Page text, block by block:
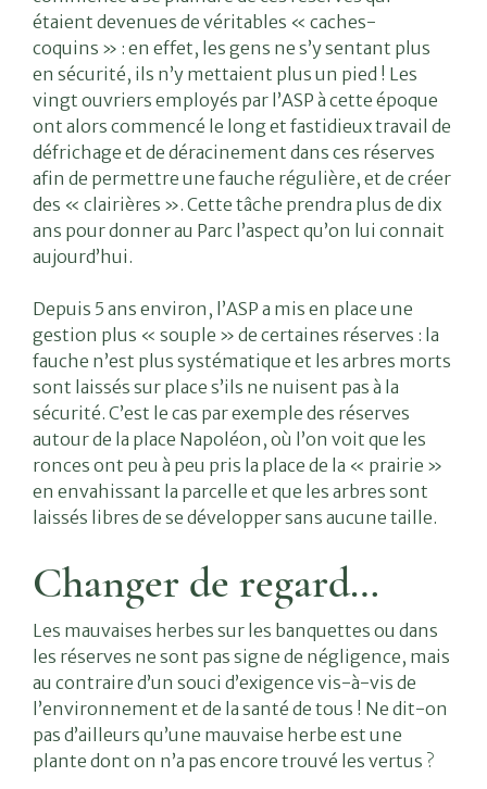
étaient devenues de véritables « caches-
coquins » : en effet, les gens ne s’y sentant plus
en sécurité, ils n’y mettaient plus un pied ! Les
vingt ouvriers employés par l’ASP à cette époque
ont alors commencé le long et fastidieux travail de
défrichage et de déracinement dans ces réserves
afin de permettre une fauche régulière, et de créer
des « clairières ». Cette tâche prendra plus de dix
ans pour donner au Parc l’aspect qu’on lui connait
aujourd’hui.
Depuis 5 ans environ, l’ASP a mis en place une
gestion plus « souple » de certaines réserves : la
fauche n’est plus systématique et les arbres morts
sont laissés sur place s’ils ne nuisent pas à la
sécurité. C’est le cas par exemple des réserves
autour de la place Napoléon, où l’on voit que les
ronces ont peu à peu pris la place de la « prairie »
en envahissant la parcelle et que les arbres sont
laissés libres de se développer sans aucune taille.
Changer de regard…
Les mauvaises herbes sur les banquettes ou dans
les réserves ne sont pas signe de négligence, mais
au contraire d’un souci d’exigence vis-à-vis de
l’environnement et de la santé de tous ! Ne dit-on
pas d’ailleurs qu’une mauvaise herbe est une
plante dont on n’a pas encore trouvé les vertus ?
Vous
recherchez...